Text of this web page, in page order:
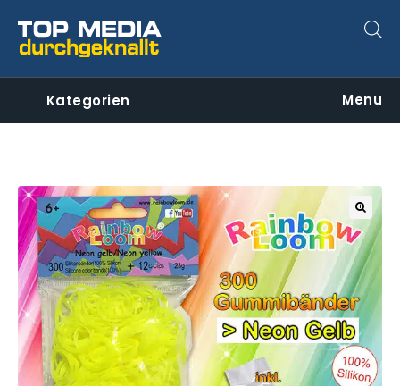
Kategorien Menu
🔍